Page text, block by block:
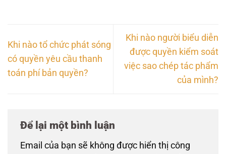
Khi nào tổ chức phát sóng
có quyền yêu cầu thanh
toán phí bản quyền?
Khi nào người biểu diễn
được quyền kiểm soát
việc sao chép tác phẩm
của mình?
Để lại một bình luận
Email của bạn sẽ không được hiển thị công